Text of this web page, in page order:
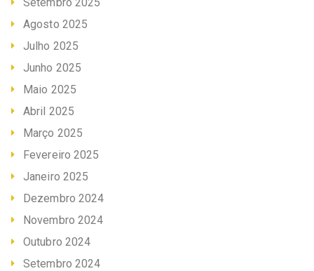
Agosto 2025
Julho 2025
Junho 2025
Maio 2025
Abril 2025
Março 2025
Fevereiro 2025
Janeiro 2025
Dezembro 2024
Novembro 2024
Outubro 2024
Setembro 2024